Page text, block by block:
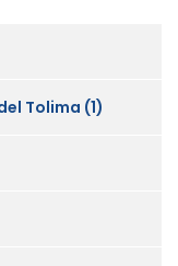
Tolima (1)